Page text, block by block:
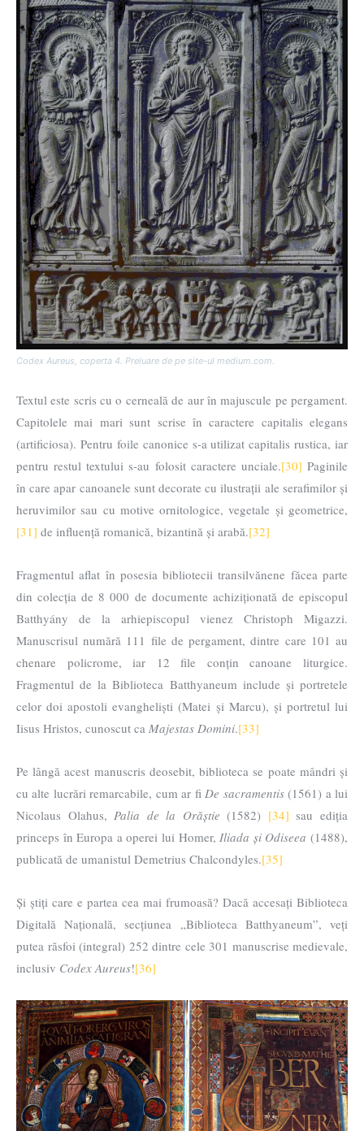
Codex Aureus, coperta 4. Preluare de pe site-ul medium.com.
Textul este scris cu o cerneală de aur în majuscule pe pergament.
Capitolele mai mari sunt scrise în caractere capitalis elegans
(artificiosa). Pentru foile canonice s-a utilizat capitalis rustica, iar
pentru restul textului s-au folosit caractere unciale.[30] Paginile
în care apar canoanele sunt decorate cu ilustrații ale serafimilor și
heruvimilor sau cu motive ornitologice, vegetale și geometrice,
[31] de influență romanică, bizantină și arabă.[32]
Fragmentul aflat în posesia bibliotecii transilvănene făcea parte
din colecția de 8 000 de documente achiziționată de episcopul
Batthyány de la arhiepiscopul vienez Christoph Migazzi.
Manuscrisul numără 111 file de pergament, dintre care 101 au
chenare policrome, iar 12 file conțin canoane liturgice.
Fragmentul de la Biblioteca Batthyaneum include și portretele
celor doi apostoli evangheliști (Matei și Marcu), și portretul lui
Iisus Hristos, cunoscut ca Majestas Domini.[33]
Pe lângă acest manuscris deosebit, biblioteca se poate mândri și
cu alte lucrări remarcabile, cum ar fiDe sacramentis(1561) a lui
Nicolaus Olahus,Palia de la Orăștie (1582) [34] sau ediția
princeps în Europa a operei lui Homer,Iliada și Odiseea (1488),
publicată de umanistul Demetrius Chalcondyles.[35]
Și știți care e partea cea mai frumoasă? Dacă accesați Biblioteca
Digitală Națională, secțiunea „Biblioteca Batthyaneum”, veți
putea răsfoi (integral) 252 dintre cele 301 manuscrise medievale,
inclusiv Codex Aureus![36]